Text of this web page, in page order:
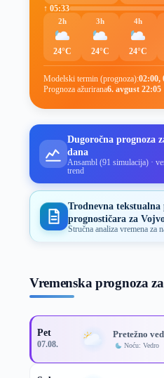
↑ 05:33
2h
24°C
3h
24°C
4h
24°C
Modelski termin (prognoza):02:00,
Prognoza ažurirana6. avgust 22:05
Dugoročna prognoza
dana
Ansambl (91 simulacija) ·
trend
Trodnevna tekstualna
prognostičara za
Stručna analiza vremena za
Vremenska prognoza
Pet
07.08.
Pretežno
Noću: Vedro